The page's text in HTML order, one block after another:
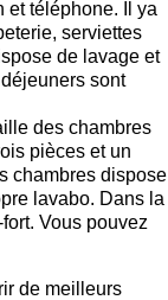
et téléphone. Il ya
serviettes
de lavage et
sont
des chambres
pièces et un
chambres dispose
lavabo. Dans la
Vous pouvez
de meilleurs